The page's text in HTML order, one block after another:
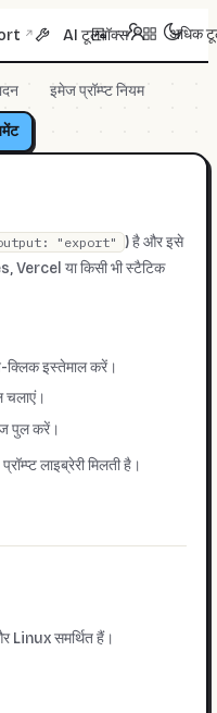
↗ AI टूलबॉक्स ↗ अधिक
इमेज प्रॉम्प्ट नियम
"export"
) है और इसे
या किसी भी स्टैटिक
क्लिक इस्तेमाल करें।
चलाएं।
पुल करें।
लाइब्रेरी मिलती है।
समर्थित हैं।